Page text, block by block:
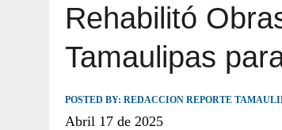
JULIO 30, 2026 | ¡TRABAJO EN EQUIPO Y
JULIO 30, 2026 TAMAULIPAS TE INVITA
Rehabilitó
Tamaulipas
POSTED BY: REDACCION REPORTE
Abril 17 de 2025